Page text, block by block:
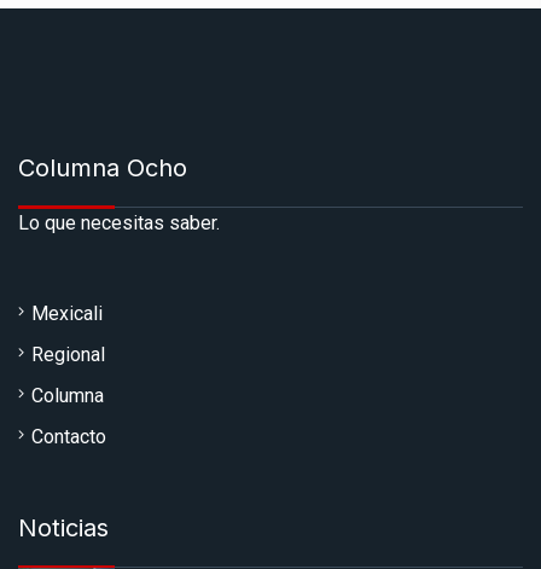
Columna Ocho
Lo que necesitas saber.
Mexicali
Regional
Columna
Contacto
Noticias